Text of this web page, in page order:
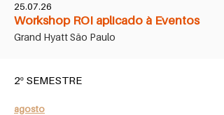
25.07.26
Workshop ROI aplicado à Eventos
Grand Hyatt São Paulo
2º SEMESTRE
agosto